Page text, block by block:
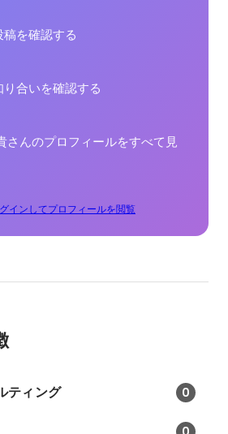
稿を確認する
り合いを確認する
さんのプロフィールをすべて見
インしてプロフィールを閲覧
ティング 0